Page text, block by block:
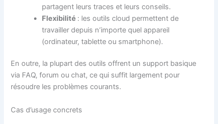
partagent leurs traces et leurs conseils.
Flexibilité : les outils cloud permettent de
travailler depuis n’importe quel appareil
(ordinateur, tablette ou smartphone).
En outre, la plupart des outils offrent un support basique
via FAQ, forum ou chat, ce qui suffit largement pour
résoudre les problèmes courants.
Cas d’usage concrets